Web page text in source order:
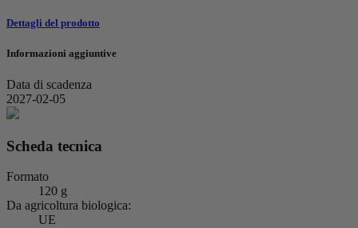
Dettagli del prodotto
Informazioni aggiuntive
Data di scadenza
2027-02-05
Scheda tecnica
Formato
120 g
Da agricoltura biologica:
UE